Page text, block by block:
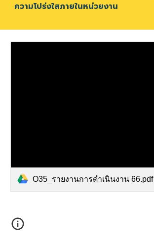
ความโปร่งใสภายในหน่วยงาน
O35_รายงานการดำเนินงาน 66.pdf